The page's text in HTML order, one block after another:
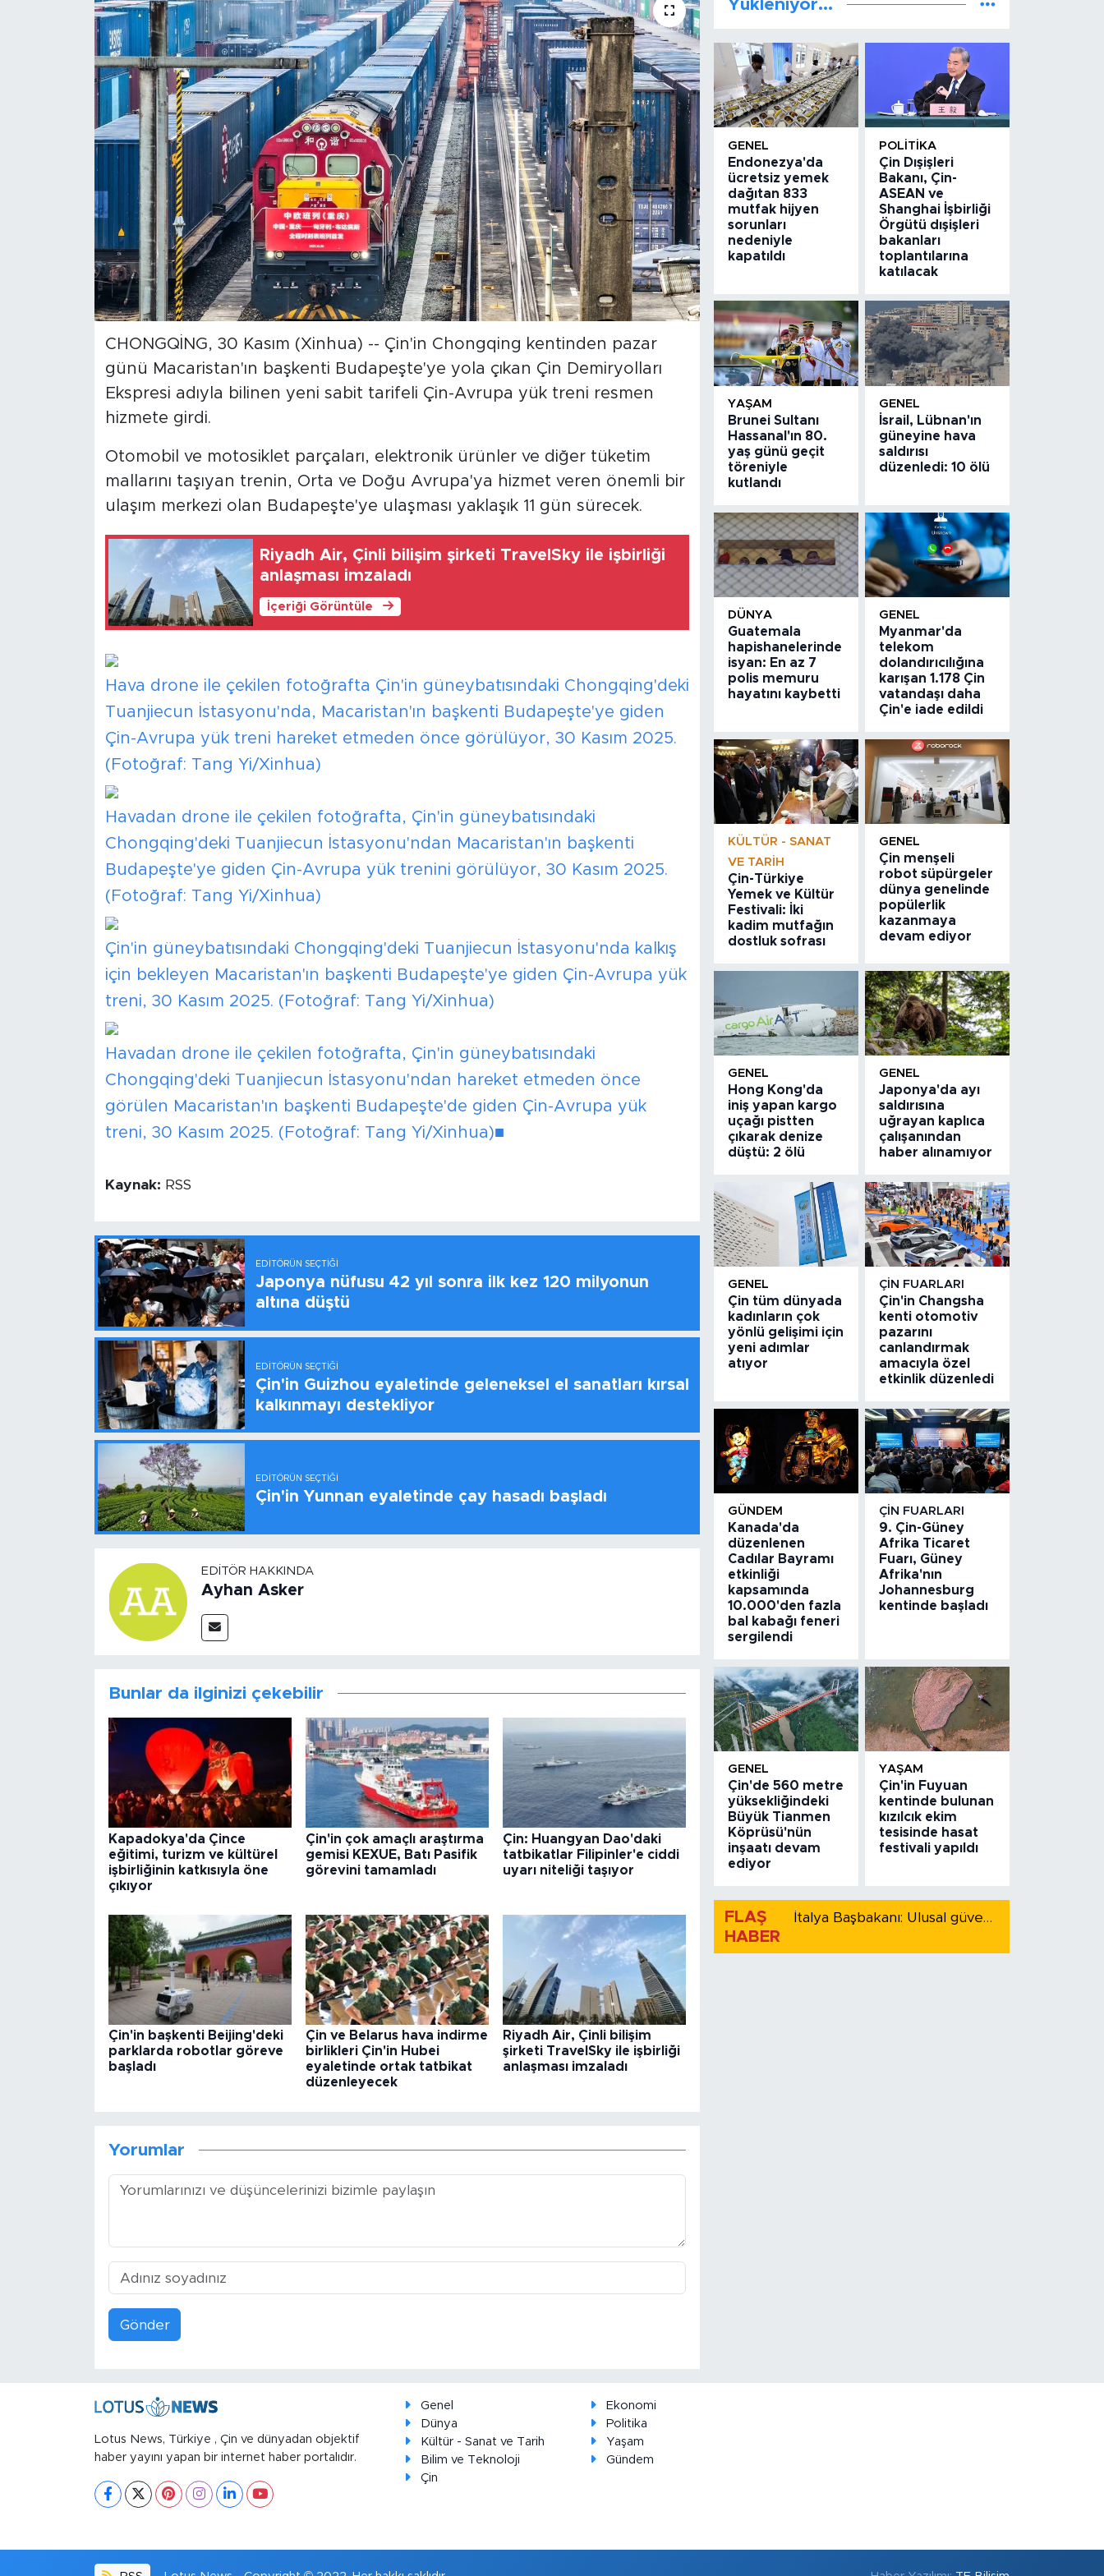
CHONGQİNG, 30 Kasım (Xinhua) -- Çin'in Chongqing kentinden pazar
günü Macaristan'ın başkenti Budapeşte'ye yola çıkan Çin Demiryolları
Ekspresi adıyla bilinen yeni sabit tarifeli Çin-Avrupa yük treni resmen
hizmete girdi.
Otomobil ve motosiklet parçaları, elektronik ürünler ve diğer tüketim
mallarını taşıyan trenin, Orta ve Doğu Avrupa'ya hizmet veren önemli bir
ulaşım merkezi olan Budapeşte'ye ulaşması yaklaşık 11 gün sürecek.
Riyadh Air, Çinli bilişim şirketi TravelSky ile işbirliği
anlaşması imzaladı
İçeriği Görüntüle
Hava drone ile çekilen fotoğrafta Çin'in güneybatısındaki Chongqing'deki
Tuanjiecun İstasyonu'nda, Macaristan'ın başkenti Budapeşte'ye giden
Çin-Avrupa yük treni hareket etmeden önce görülüyor, 30 Kasım 2025.
(Fotoğraf: Tang Yi/Xinhua)
Havadan drone ile çekilen fotoğrafta, Çin'in güneybatısındaki
Chongqing'deki Tuanjiecun İstasyonu'ndan Macaristan'ın başkenti
Budapeşte'ye giden Çin-Avrupa yük trenini görülüyor, 30 Kasım 2025.
(Fotoğraf: Tang Yi/Xinhua)
Çin'in güneybatısındaki Chongqing'deki Tuanjiecun İstasyonu'nda kalkış
için bekleyen Macaristan'ın başkenti Budapeşte'ye giden Çin-Avrupa yük
treni, 30 Kasım 2025. (Fotoğraf: Tang Yi/Xinhua)
Havadan drone ile çekilen fotoğrafta, Çin'in güneybatısındaki
Chongqing'deki Tuanjiecun İstasyonu'ndan hareket etmeden önce
görülen Macaristan'ın başkenti Budapeşte'de giden Çin-Avrupa yük
treni, 30 Kasım 2025. (Fotoğraf: Tang Yi/Xinhua)■
Kaynak: RSS
EDITÖRÜN SEÇTIĞI
Japonya nüfusu 42 yıl sonra ilk kez 120 milyonun
altına düştü
EDITÖRÜN SEÇTIĞI
Çin'in Guizhou eyaletinde geleneksel el sanatları kırsal
kalkınmayı destekliyor
EDITÖRÜN SEÇTIĞI
Çin'in Yunnan eyaletinde çay hasadı başladı
EDITÖR HAKKINDA
Ayhan Asker
Bunlar da ilginizi çekebilir
Kapadokya'da Çince
eğitimi, turizm ve kültürel
işbirliğinin katkısıyla öne
çıkıyor
Çin'in çok amaçlı araştırma
gemisi KEXUE, Batı Pasifik
görevini tamamladı
Çin: Huangyan Dao'daki
tatbikatlar Filipinler'e ciddi
uyarı niteliği taşıyor
Çin'in başkenti Beijing'deki
parklarda robotlar göreve
başladı
Çin ve Belarus hava indirme
birlikleri Çin'in Hubei
eyaletinde ortak tatbikat
düzenleyecek
Riyadh Air, Çinli bilişim
şirketi TravelSky ile işbirliği
anlaşması imzaladı
Yorumlar
Gönder
Yükleniyor...
GENEL
Endonezya'da
ücretsiz yemek
dağıtan 833
mutfak hijyen
sorunları
nedeniyle
kapatıldı
POLITIKA
Çin Dışişleri
Bakanı, Çin-
ASEAN ve
Shanghai İşbirliği
Örgütü dışişleri
bakanları
toplantılarına
katılacak
YAŞAM
Brunei Sultanı
Hassanal'ın 80.
yaş günü geçit
töreniyle
kutlandı
GENEL
İsrail, Lübnan'ın
güneyine hava
saldırısı
düzenledi: 10 ölü
DÜNYA
Guatemala
hapishanelerinde
isyan: En az 7
polis memuru
hayatını kaybetti
GENEL
Myanmar'da
telekom
dolandırıcılığına
karışan 1.178 Çin
vatandaşı daha
Çin'e iade edildi
KÜLTÜR - SANAT
VE TARIH
Çin-Türkiye
Yemek ve Kültür
Festivali: İki
kadim mutfağın
dostluk sofrası
GENEL
Çin menşeli
robot süpürgeler
dünya genelinde
popülerlik
kazanmaya
devam ediyor
GENEL
Hong Kong'da
iniş yapan kargo
uçağı pistten
çıkarak denize
düştü: 2 ölü
GENEL
Japonya'da ayı
saldırısına
uğrayan kaplıca
çalışanından
haber alınamıyor
GENEL
Çin tüm dünyada
kadınların çok
yönlü gelişimi için
yeni adımlar
atıyor
ÇIN FUARLARI
Çin'in Changsha
kenti otomotiv
pazarını
canlandırmak
amacıyla özel
etkinlik düzenledi
GÜNDEM
Kanada'da
düzenlenen
Cadılar Bayramı
etkinliği
kapsamında
10.000'den fazla
bal kabağı feneri
sergilendi
ÇIN FUARLARI
9. Çin-Güney
Afrika Ticaret
Fuarı, Güney
Afrika'nın
Johannesburg
kentinde başladı
GENEL
Çin'de 560 metre
yüksekliğindeki
Büyük Tianmen
Köprüsü'nün
inşaatı devam
ediyor
YAŞAM
Çin'in Fuyuan
kentinde bulunan
kızılcık ekim
tesisinde hasat
festivali yapıldı
FLAŞ
HABER
İtalya Başbakanı: Ulusal güvenliği korumak için İspanya ile Schengen kapsamındaki serbest dolaşımı askıya alıyoruz
Lotus News, Türkiye , Çin ve dünyadan objektif
haber yayını yapan bir internet haber portalıdır.
Genel
Ekonomi
Dünya
Politika
Kültür - Sanat ve Tarih
Yaşam
Bilim ve Teknoloji
Gündem
Çin
Gündem
Foto Haber
Xinhua Türkiye
Seyahat